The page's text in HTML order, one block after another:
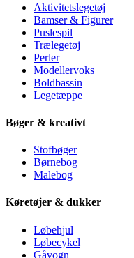
Aktivitetslegetøj
Bamser & Figurer
Puslespil
Trælegetøj
Perler
Modellervoks
Boldbassin
Legetæppe
Bøger & kreativt
Stofbøger
Børnebog
Malebog
Køretøjer & dukker
Løbehjul
Løbecykel
Gåvogn